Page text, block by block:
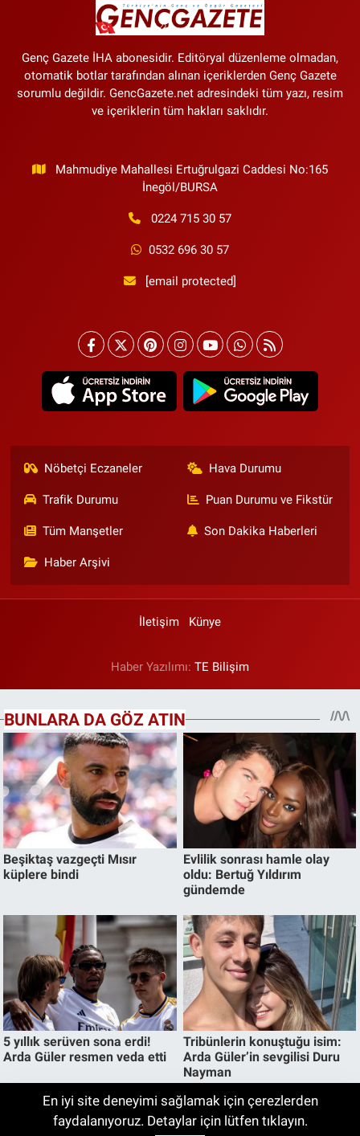
Genç Gazete İHA abonesidir. Editöryal düzenleme olmadan,
otomatik botlar tarafından alınan içeriklerden Genç Gazete
sorumlu değildir. GencGazete.net adresindeki tüm yazı, resim
ve içeriklerin tüm hakları saklıdır.
Mahmudiye Mahallesi Ertuğrulgazi Caddesi No:165
İnegöl/BURSA
0224 715 30 57
0532 696 30 57
[email protected]
Nöbetçi Eczaneler Hava Durumu
Trafik Durumu Puan Durumu ve Fikstür
Tüm Manşetler Son Dakika Haberleri
Haber Arşivi
İletişim Künye
Haber Yazılımı: TE Bilişim
En iyi site deneyimi sağlamak için çerezlerden
faydalanıyoruz. Detaylar için lütfen tıklayın.
Altın fiyatları yükselişe geçti! Gram,